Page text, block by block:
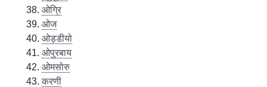
ओग्रि
ओज
ओड्डीयो
ओपुरबाय
ओमसोरु
करणी